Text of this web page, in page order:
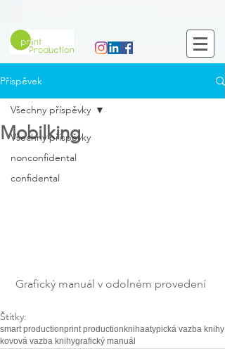
Příspěvek
Všechny příspěvky
nonconfidental
confidental
Všechny příspěvky
Mobilking
Grafický manuál v odolném provedení
Štítky:
smart productionprint productionknihaatypická vazba knihy
kovová vazba knihygrafický manuál